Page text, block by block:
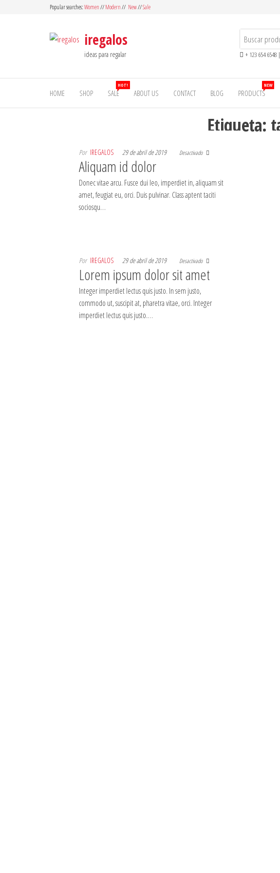
Popular searches:Women//Modern// New//Sale
iregalos
ideas para regalar + 123 654 6548
HOME SHOP SALE
HOT!
ABOUT US CONTACT BLOG PRODUCTS
NEW
Etiqueta:
Por IREGALOS 29 de abril de 2019 Desactivado
Aliquam id dolor
Donec vitae arcu. Fusce dui leo, imperdiet in, aliquam sit
amet, feugiat eu, orci. Duis pulvinar. Class aptent taciti
sociosqu…
Por IREGALOS 29 de abril de 2019 Desactivado
Lorem ipsum dolor sit amet
Integer imperdiet lectus quis justo. In sem justo,
commodo ut, suscipit at, pharetra vitae, orci. Integer
imperdiet lectus quis justo.…